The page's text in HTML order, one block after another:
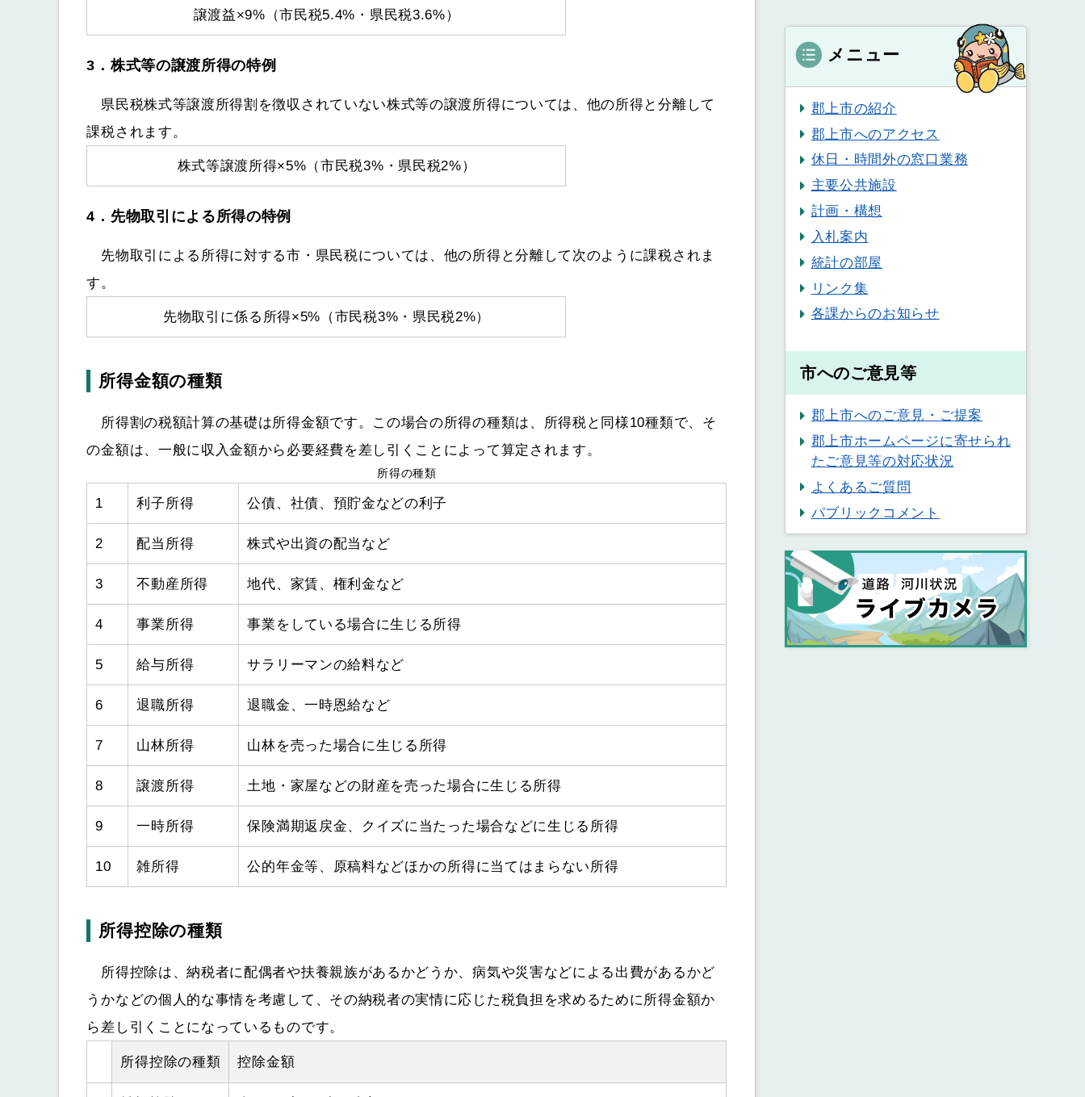
譲渡益×9%（市民税5.4%・県民税3.6%）
3．株式等の譲渡所得の特例
県民税株式等譲渡所得割を徴収されていない株式等の譲渡所得については、他の所得と分離して
課税されます。
株式等譲渡所得×5%（市民税3%・県民税2%）
4．先物取引による所得の特例
先物取引による所得に対する市・県民税については、他の所得と分離して次のように課税されま
す。
先物取引に係る所得×5%（市民税3%・県民税2%）
所得金額の種類
所得割の税額計算の基礎は所得金額です。この場合の所得の種類は、所得税と同様10種類で、そ
の金額は、一般に収入金額から必要経費を差し引くことによって算定されます。
所得の種類
1 利子所得 公債、社債、預貯金などの利子
2 配当所得 株式や出資の配当など
3 不動産所得 地代、家賃、権利金など
4 事業所得 事業をしている場合に生じる所得
5 給与所得 サラリーマンの給料など
6 退職所得 退職金、一時恩給など
7 山林所得 山林を売った場合に生じる所得
8 譲渡所得 土地・家屋などの財産を売った場合に生じる所得
9 一時所得 保険満期返戻金、クイズに当たった場合などに生じる所得
10 雑所得 公的年金等、原稿料などほかの所得に当てはまらない所得
所得控除の種類
所得控除は、納税者に配偶者や扶養親族があるかどうか、病気や災害などによる出費があるかど
うかなどの個人的な事情を考慮して、その納税者の実情に応じた税負担を求めるために所得金額か
ら差し引くことになっているものです。
所得控除の種類 控除金額
メニュー
郡上市の紹介
郡上市へのアクセス
休日・時間外の窓口業務
主要公共施設
計画・構想
入札案内
統計の部屋
リンク集
各課からのお知らせ
市へのご意見等
郡上市へのご意見・ご提案
郡上市ホームページに寄せられ
たご意見等の対応状況
よくあるご質問
パブリックコメント